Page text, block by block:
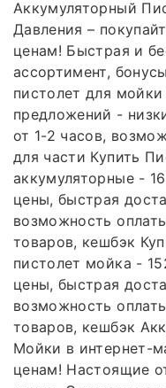
Аккумуляторный
Давления –
ценам! Быстрая и
ассортимент,
пистолет для
предложений -
от 1-2 часов,
для части Купить
аккумуляторные -
цены, быстрая
возможность
товаров, кешбэк
пистолет мойка -
цены, быстрая
возможность
товаров, кешбэк
Мойки в интернет-
ценам! Настоящие